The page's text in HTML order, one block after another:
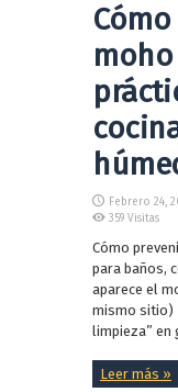
moho
Febrero 24,
359 Visitas
Cómo
para baños,
aparece el
mismo sitio)
limpieza” en
Leer más »